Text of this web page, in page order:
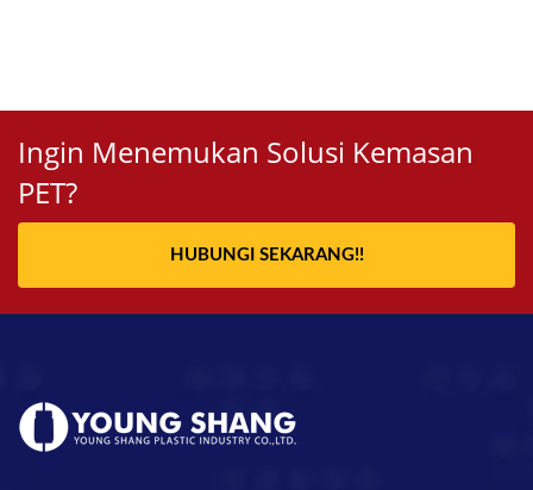
Ingin Menemukan Solusi Kemasan
PET?
HUBUNGI SEKARANG!!